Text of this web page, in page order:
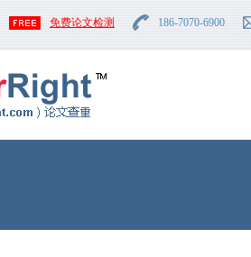
免费论文检测 186-7070-6900